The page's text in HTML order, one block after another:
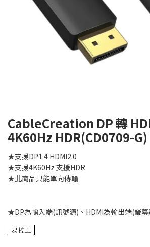
CableCreation DP 轉
4K60Hz HDR(CD0709-G)
★支援DP1.4 HDMI2.0
★支援4K60Hz 支援HDR
★此商品只能單向傳輸
★DP為輸入端(訊號源)、HDMI為輸出端(螢
易控王